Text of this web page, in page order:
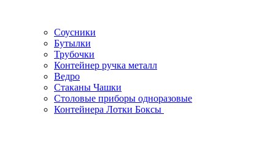
Соусники
Бутылки
Трубочки
Контейнер ручка металл
Ведро
Стаканы Чашки
Столовые приборы одноразовые
Контейнера Лотки Боксы